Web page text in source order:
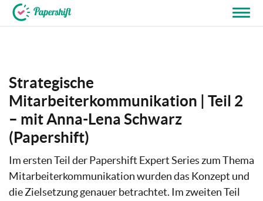
Strategische
Mitarbeiterkommunikation | Teil 2
– mit Anna-Lena Schwarz
(Papershift)
Im ersten Teil der Papershift Expert Series zum Thema
Mitarbeiterkommunikation wurden das Konzept und
die Zielsetzung genauer betrachtet. Im zweiten Teil